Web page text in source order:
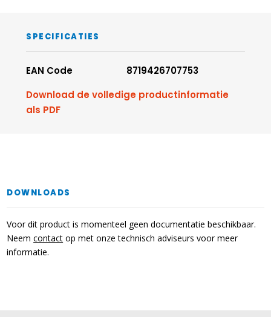
SPECIFICATIES
EAN Code
8719426707753
Download de volledige productinformatie
als PDF
DOWNLOADS
Voor dit product is momenteel geen documentatie beschikbaar.
Neemcontact op met onze technisch adviseurs voor meer
informatie.